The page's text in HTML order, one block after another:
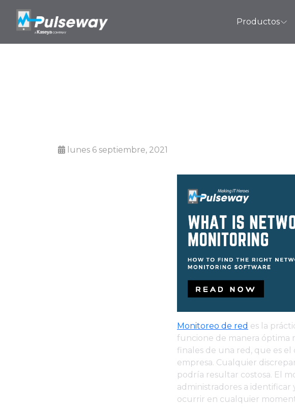
Productos
lunes 6 septiembre, 2021
Monitoreo de red es la
funcione de manera óptima
finales de una red, que es
empresa. Cualquier
podría resultar costosa. El
administradores a
ocurrir en cualquier